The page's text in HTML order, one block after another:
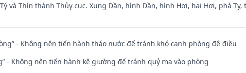
và Thìn thành Thủy cục. Xung Dần, hình Dần, hình Hợi, hại Hợi, phá Tỵ,
- Không nên tiến hành tháo nước để tránh khó canh phòng đê điều
- Không nên tiến hành kê giường để tránh quỷ ma vào phòng